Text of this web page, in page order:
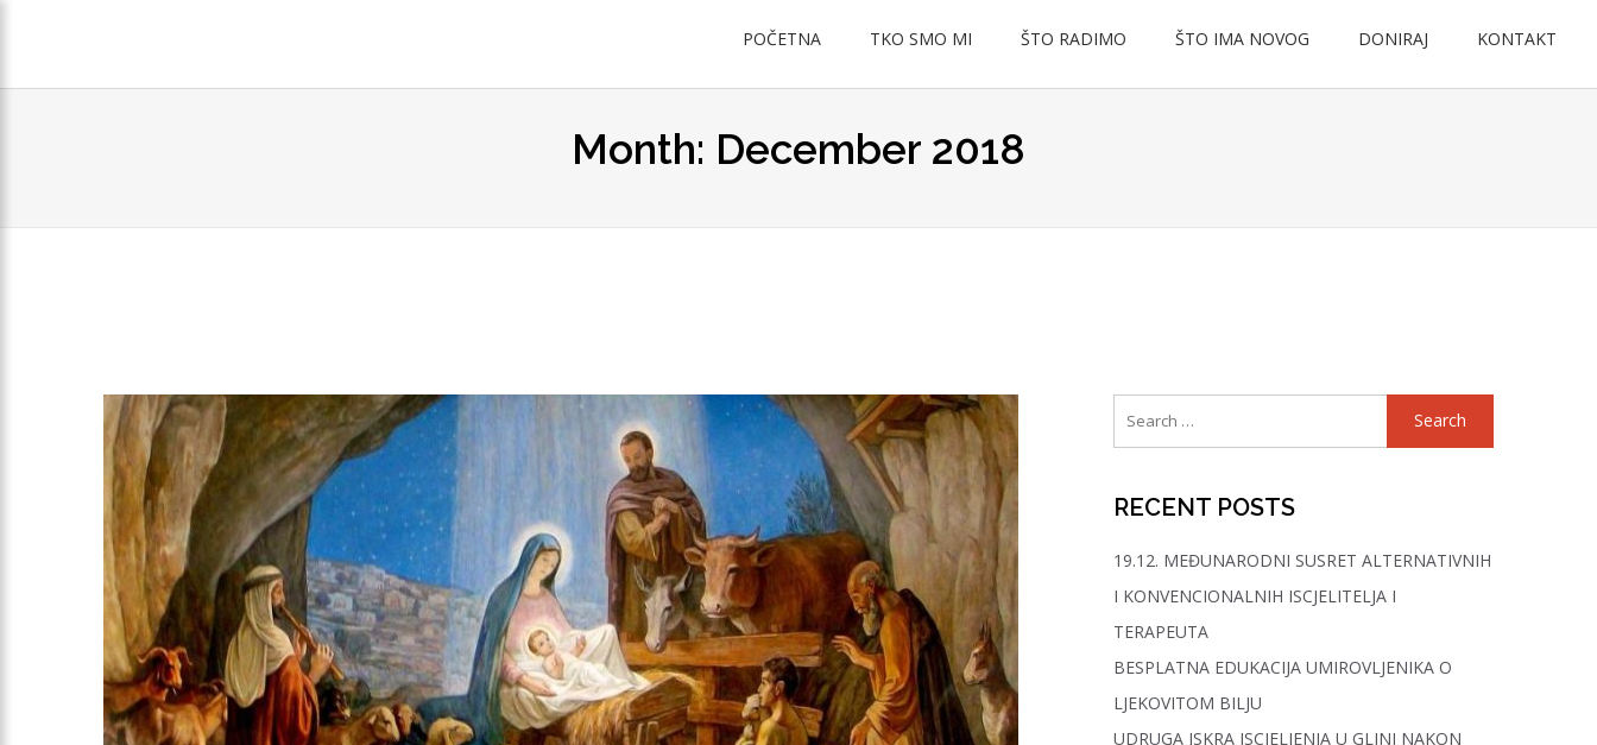
POČETNA TKO SMO MI ŠTO RADIMO ŠTO IMA NOVOG DONIRAJ KONTAKT
Month: December 2018
for:
RECENT POSTS
19.12. MEĐUNARODNI SUSRET ALTERNATIVNIH
I KONVENCIONALNIH ISCJELITELJA I
TERAPEUTA
BESPLATNA EDUKACIJA UMIROVLJENIKA O
LJEKOVITOM BILJU
UDRUGA ISKRA ISCJELJENJA U GLINI NAKON